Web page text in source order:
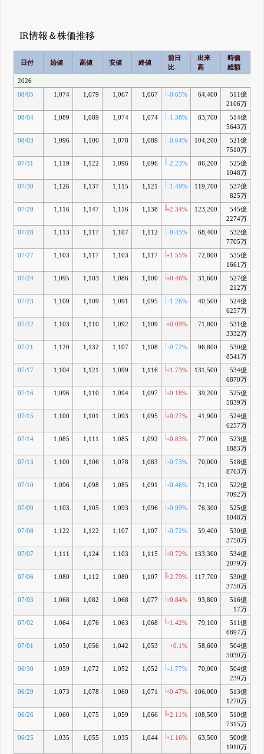
IR情報＆株価推移
日付 始値 高値 安値 終値
前日
比
出来
高
時価
総額
2026
08/05
1,074 1,079 1,067 1,067 -0.65% 64,400
511億
2106万
08/04 1,089 1,089 1,074 1,074 -1.38% 83,700
514億
5643万
08/03 1,096 1,100 1,078 1,089 -0.64% 104,200
521億
7510万
07/31 1,119 1,122 1,096 1,096 -2.23% 86,200
525億
1048万
07/30 1,126 1,137 1,115 1,121 -1.49% 119,700
537億
825万
07/29 1,116 1,147 1,116 1,138 +2.34% 123,200
545億
2274万
07/28 1,113 1,117 1,107 1,112 -0.45% 68,400
532億
7705万
07/27 1,103 1,117 1,103 1,117 +1.55% 72,800
535億
1661万
07/24 1,095 1,103 1,086 1,100 +0.46% 31,600
527億
212万
07/23 1,109 1,109 1,091 1,095 -1.26% 40,500
524億
6257万
07/22 1,103 1,110 1,092 1,109 +0.09% 71,800
531億
3332万
07/21 1,120 1,132 1,107 1,108 -0.72% 96,800
530億
8541万
07/17 1,104 1,121 1,099 1,116 +1.73% 131,500
534億
6870万
07/16 1,096 1,110 1,094 1,097 +0.18% 39,200
525億
5839万
07/15 1,100 1,101 1,093 1,095 +0.27% 41,900
524億
6257万
07/14 1,085 1,111 1,085 1,092 +0.83% 77,000
523億
1883万
07/13 1,100 1,106 1,078 1,083 -0.73% 70,000
518億
8763万
07/10 1,096 1,098 1,085 1,091 -0.46% 71,100
522億
7092万
07/09 1,103 1,105 1,093 1,096 -0.99% 76,300
525億
1048万
07/08 1,122 1,122 1,107 1,107 -0.72% 59,400
530億
3750万
07/07 1,111 1,124 1,103 1,115 +0.72% 133,300
534億
2079万
07/06 1,080 1,112 1,080 1,107 +2.79% 117,700
530億
3750万
07/03 1,068 1,082 1,068 1,077 +0.84% 93,800
516億
17万
07/02 1,064 1,076 1,063 1,068 +1.42% 79,100
511億
6897万
07/01 1,050 1,056 1,042 1,053 +0.1% 58,600
504億
5030万
06/30 1,059 1,072 1,052 1,052 -1.77% 70,000
504億
239万
06/29 1,073 1,078 1,060 1,071 +0.47% 106,000
513億
1270万
06/26 1,060 1,075 1,059 1,066 +2.11% 108,500
510億
7315万
06/25 1,035 1,055 1,035 1,044 +1.16% 63,500
500億
1910万